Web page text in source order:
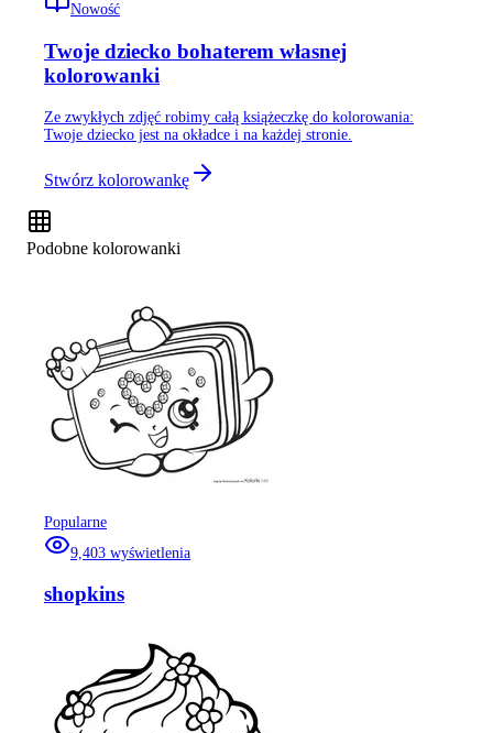
Nowość
Twoje dziecko bohaterem własnej
kolorowanki
Ze zwykłych zdjęć robimy całą książeczkę do kolorowania:
Twoje dziecko jest na okładce i na każdej stronie.
Stwórz kolorowankę
Podobne kolorowanki
Popularne
9,403 wyświetlenia
shopkins